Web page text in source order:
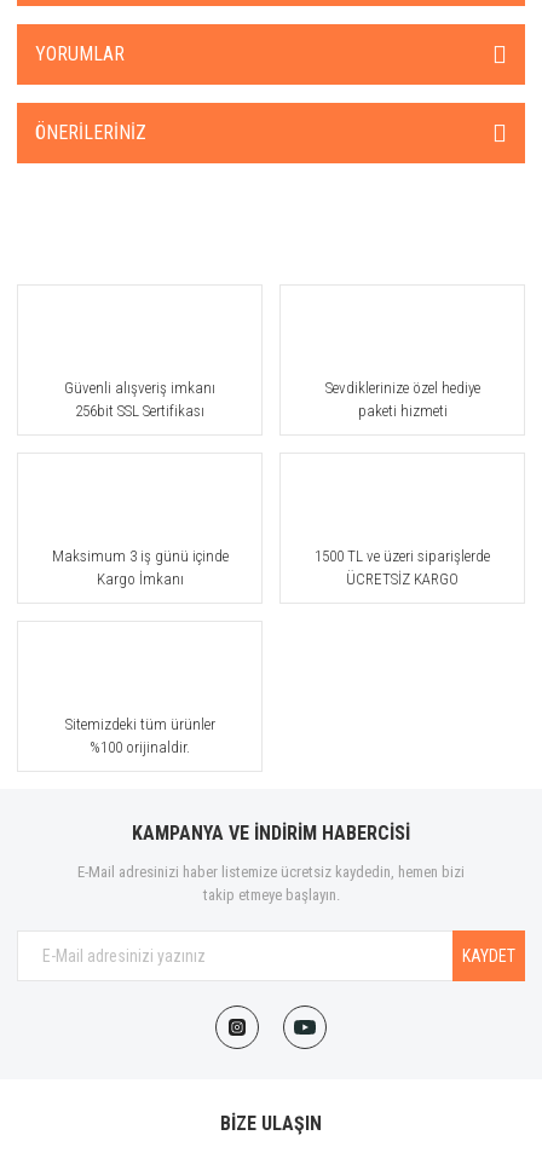
YORUMLAR
ÖNERILERINIZ
Güvenli alışveriş imkanı
256bit SSL Sertifikası
Sevdiklerinize özel hediye
paketi hizmeti
Maksimum 3 iş günü içinde
Kargo İmkanı
1500 TL ve üzeri siparişlerde
ÜCRETSİZ KARGO
Sitemizdeki tüm ürünler
%100 orijinaldir.
KAMPANYA VE İNDİRİM HABERCİSİ
E-Mail adresinizi haber listemize ücretsiz kaydedin, hemen bizi
takip etmeye başlayın.
KAYDET
BİZE ULAŞIN